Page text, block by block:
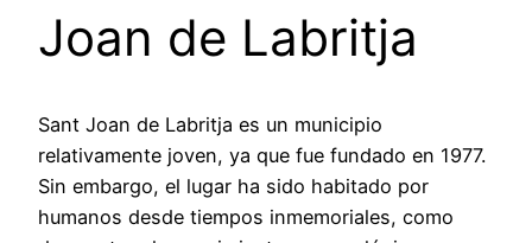
Joan de Labritja
Sant Joan de Labritja es un municipio
relativamente joven, ya que fue fundado en 1977.
Sin embargo, el lugar ha sido habitado por
humanos desde tiempos inmemoriales, como